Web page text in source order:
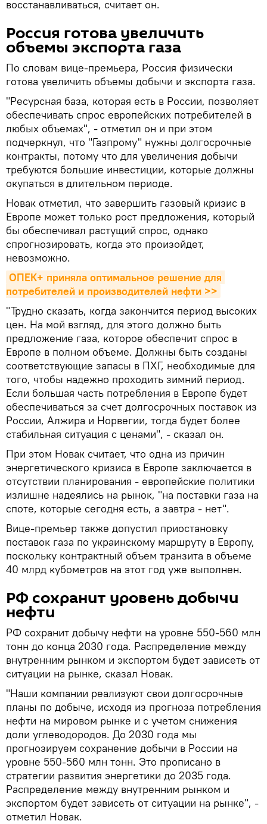
восстанавливаться, считает он.
Россия готова увеличить
объемы экспорта газа
По словам вице-премьера, Россия физически
готова увеличить объемы добычи и экспорта газа.
"Ресурсная база, которая есть в России, позволяет
обеспечивать спрос европейских потребителей в
любых объемах", - отметил он и при этом
подчеркнул, что "Газпрому" нужны долгосрочные
контракты, потому что для увеличения добычи
требуются большие инвестиции, которые должны
окупаться в длительном периоде.
Новак отметил, что завершить газовый кризис в
Европе может только рост предложения, который
бы обеспечивал растущий спрос, однако
спрогнозировать, когда это произойдет,
невозможно.
ОПЕК+ приняла оптимальное решение для
потребителей и производителей нефти >>
"Трудно сказать, когда закончится период высоких
цен. На мой взгляд, для этого должно быть
предложение газа, которое обеспечит спрос в
Европе в полном объеме. Должны быть созданы
соответствующие запасы в ПХГ, необходимые для
того, чтобы надежно проходить зимний период.
Если большая часть потребления в Европе будет
обеспечиваться за счет долгосрочных поставок из
России, Алжира и Норвегии, тогда будет более
стабильная ситуация с ценами", - сказал он.
При этом Новак считает, что одна из причин
энергетического кризиса в Европе заключается в
отсутствии планирования - европейские политики
излишне надеялись на рынок, "на поставки газа на
споте, которые сегодня есть, а завтра - нет".
Вице-премьер также допустил приостановку
поставок газа по украинскому маршруту в Европу,
поскольку контрактный объем транзита в объеме
40 млрд кубометров на этот год уже выполнен.
РФ сохранит уровень добычи
нефти
РФ сохранит добычу нефти на уровне 550-560 млн
тонн до конца 2030 года. Распределение между
внутренним рынком и экспортом будет зависеть от
ситуации на рынке, сказал Новак.
"Наши компании реализуют свои долгосрочные
планы по добыче, исходя из прогноза потребления
нефти на мировом рынке и с учетом снижения
доли углеводородов. До 2030 года мы
прогнозируем сохранение добычи в России на
уровне 550-560 млн тонн. Это прописано в
стратегии развития энергетики до 2035 года.
Распределение между внутренним рынком и
экспортом будет зависеть от ситуации на рынке", -
отметил Новак.